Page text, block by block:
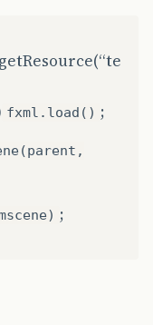
fxml.load() ;
;